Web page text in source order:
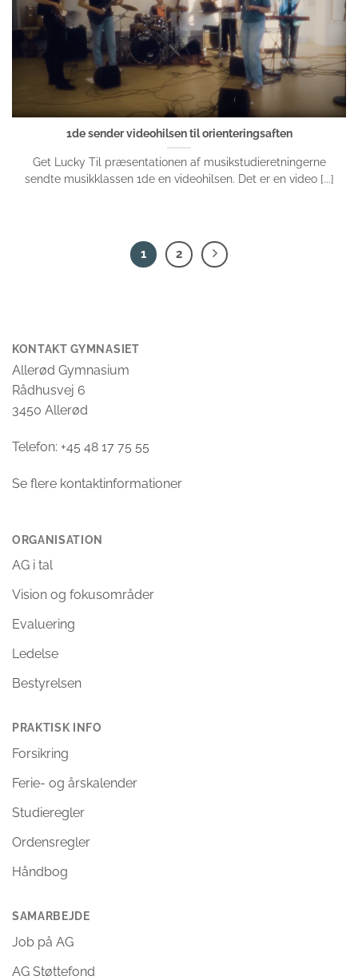
1de sender videohilsen til orienteringsaften
Get Lucky Til præsentationen af musikstudieretningerne
sendte musikklassen 1de en videohilsen. Det er en video [...]
1 2
KONTAKT GYMNASIET
Allerød Gymnasium
Rådhusvej 6
3450 Allerød
Telefon: +45 48 17 75 55
Se flere kontaktinformationer
ORGANISATION
AG i tal
Vision og fokusområder
Evaluering
Ledelse
Bestyrelsen
PRAKTISK INFO
Forsikring
Ferie- og årskalender
Studieregler
Ordensregler
Håndbog
SAMARBEJDE
Job på AG
AG Støttefond